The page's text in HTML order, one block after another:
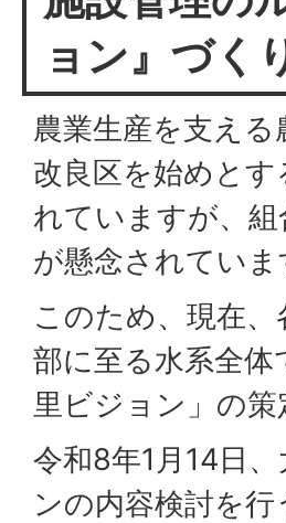
ョン』づく
農業生産を支え
改良区を始めと
れていますが、
が懸念されていま
このため、現在
部に至る水系全
里ビジョン」の
令和8年1月14日
ンの内容検討を